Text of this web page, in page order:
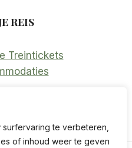
te verbeteren,
of inhoud weer te geven
REIS
Treintickets